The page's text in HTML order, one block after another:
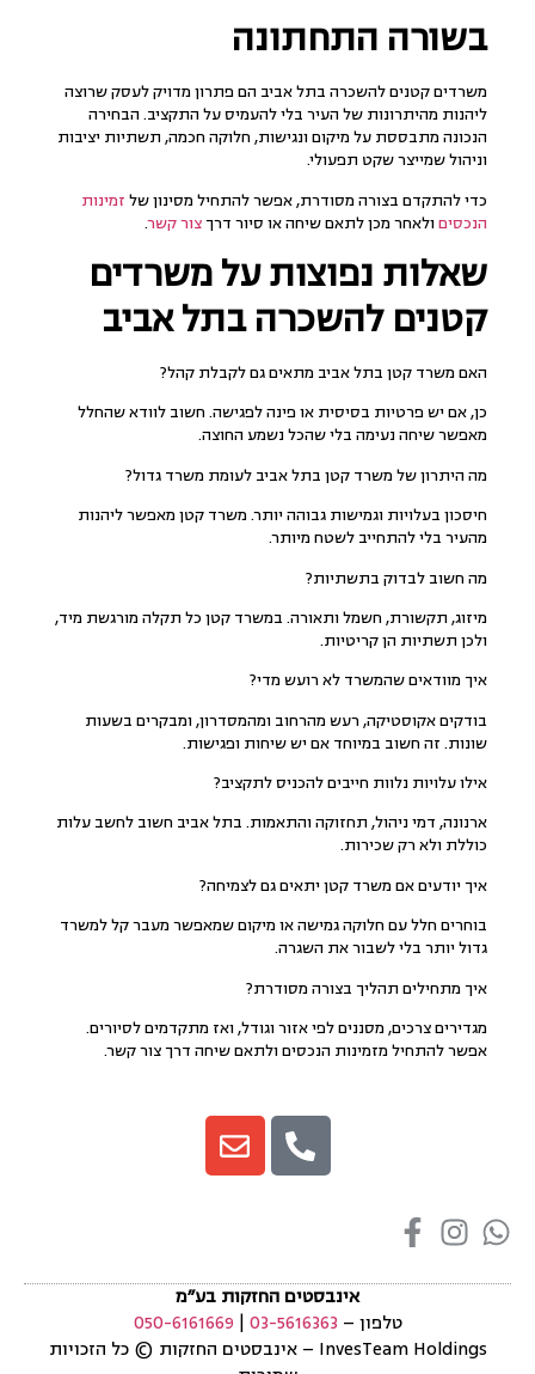
בשורה התחתונה
משרדים קטנים להשכרה בתל אביב הם פתרון מדויק לעסק שרוצה
ליהנות מהיתרונות של העיר בלי להעמיס על התקציב. הבחירה
הנכונה מתבססת על מיקום ונגישות, חלוקה חכמה, תשתיות יציבות
וניהול שמייצר שקט תפעולי.
כדי להתקדם בצורה מסודרת, אפשר להתחיל מסינון של זמינות
הנכסים ולאחר מכן לתאם שיחה או סיור דרךצור קשר.
שאלות נפוצות על משרדים
קטנים להשכרה בתל אביב
האם משרד קטן בתל אביב מתאים גם לקבלת קהל?
כן, אם יש פרטיות בסיסית או פינה לפגישה. חשוב לוודא שהחלל
מאפשר שיחה נעימה בלי שהכל נשמע החוצה.
מה היתרון של משרד קטן בתל אביב לעומת משרד גדול?
חיסכון בעלויות וגמישות גבוהה יותר. משרד קטן מאפשר ליהנות
מהעיר בלי להתחייב לשטח מיותר.
מה חשוב לבדוק בתשתיות?
מיזוג, תקשורת, חשמל ותאורה. במשרד קטן כל תקלה מורגשת מיד,
ולכן תשתיות הן קריטיות.
איך מוודאים שהמשרד לא רועש מדי?
בודקים אקוסטיקה, רעש מהרחוב ומהמסדרון, ומבקרים בשעות
שונות. זה חשוב במיוחד אם יש שיחות ופגישות.
אילו עלויות נלוות חייבים להכניס לתקציב?
ארנונה, דמי ניהול, תחזוקה והתאמות. בתל אביב חשוב לחשב עלות
כוללת ולא רק שכירות.
איך יודעים אם משרד קטן יתאים גם לצמיחה?
בוחרים חלל עם חלוקה גמישה או מיקום שמאפשר מעבר קל למשרד
גדול יותר בלי לשבור את השגרה.
איך מתחילים תהליך בצורה מסודרת?
מגדירים צרכים, מסננים לפי אזור וגודל, ואז מתקדמים לסיורים.
אפשר להתחיל מזמינות הנכסים ולתאם שיחה דרך צור קשר.
אינבסטים החזקות בע״מ
טלפון – 03-5616363
050-6161669
InvesTeam Holdings
–אינבסטים החזקות ©כל הזכויות